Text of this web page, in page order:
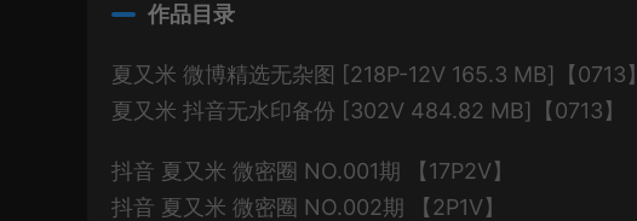
作品目录
夏又米 微博精选无杂图 [218P-12V 165.3 MB]【0713】
夏又米 抖音无水印备份 [302V 484.82 MB]【0713】
抖音 夏又米 微密圈 NO.001期 【17P2V】
抖音 夏又米 微密圈 NO.002期 【2P1V】